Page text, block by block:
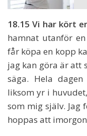
18.15 Vi har kört
hamnat utanför
får köpa en kopp
jag kan göra är att
säga. Hela
liksom yr i
som mig själv. Jag
hoppas att